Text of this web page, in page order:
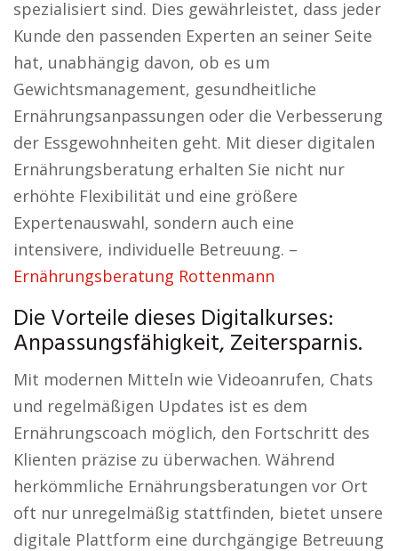
spezialisiert sind. Dies gewährleistet, dass jeder
Kunde den passenden Experten an seiner Seite
hat, unabhängig davon, ob es um
Gewichtsmanagement, gesundheitliche
Ernährungsanpassungen oder die Verbesserung
der Essgewohnheiten geht. Mit dieser digitalen
Ernährungsberatung erhalten Sie nicht nur
erhöhte Flexibilität und eine größere
Expertenauswahl, sondern auch eine
intensivere, individuelle Betreuung. –
Ernährungsberatung Rottenmann
Die Vorteile dieses Digitalkurses:
Anpassungsfähigkeit, Zeitersparnis.
Mit modernen Mitteln wie Videoanrufen, Chats
und regelmäßigen Updates ist es dem
Ernährungscoach möglich, den Fortschritt des
Klienten präzise zu überwachen. Während
herkömmliche Ernährungsberatungen vor Ort
oft nur unregelmäßig stattfinden, bietet unsere
digitale Plattform eine durchgängige Betreuung